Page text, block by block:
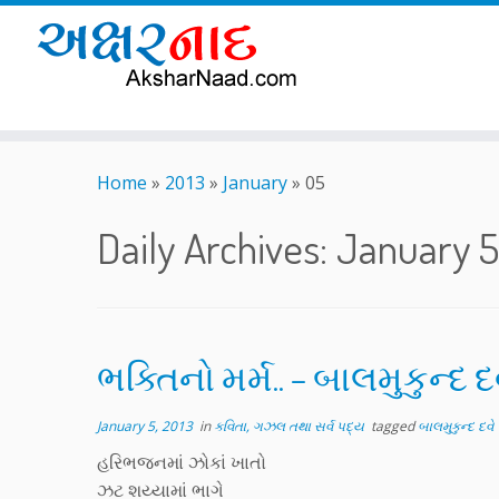
Home » 2013 » January» 05
Daily Archives: January
ભક્તિનો મર્મ.. – બાલમુકુન્દ
January 5, 2013inકવિતા, ગઝલ તથા સર્વ પદ્ય taggedબાલમુકુન્દ દવે
હરિભજનમાં ઝોકાં ખાતો
ઝટ શય્યામાં ભાગે